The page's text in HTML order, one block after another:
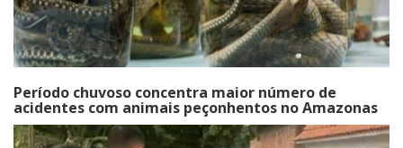
Período chuvoso concentra maior número de
acidentes com animais peçonhentos no Amazonas